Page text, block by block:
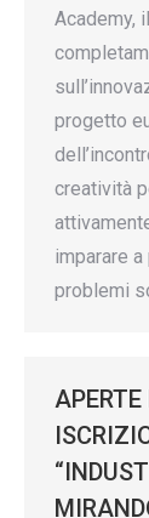
Academy,
progetto
creatività
imparare
problemi